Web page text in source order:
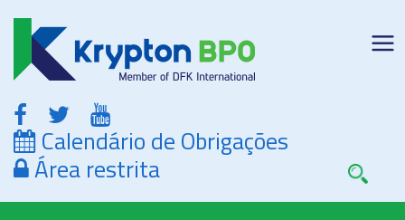
Calendário de Obrigações
Área restrita